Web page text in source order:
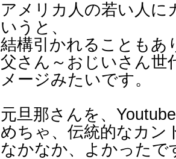
アメリカ人の若い人に
いうと、
結構引かれることもあ
父さん～おじいさん世
メージみたいです。
元旦那さんを、
めちゃ、伝統的なカン
なかなか、よかったで